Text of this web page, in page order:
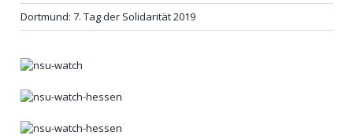
Dortmund: 7. Tag der Solidarität 2019